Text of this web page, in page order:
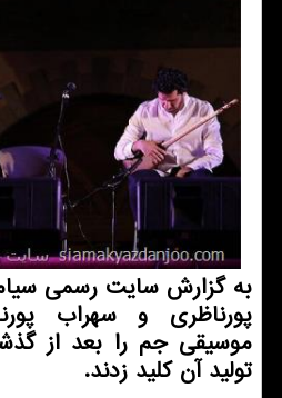
به گزارش سایت رسمی
پورناظری و سهراب
موسیقی جم را بعد از
تولید آن کلید زدند.